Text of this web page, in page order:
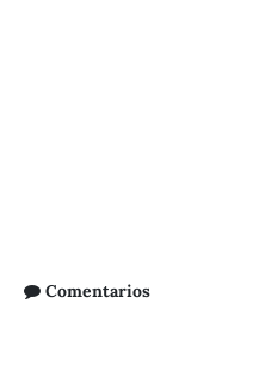
Comentarios